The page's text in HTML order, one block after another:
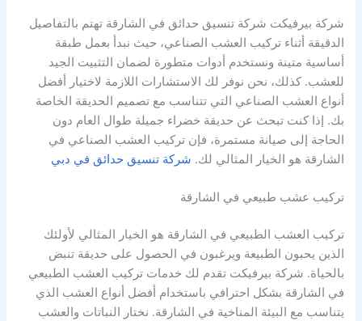
شركة بيرفيكت شركة تنسيق حدائق في الشارقة تهتم بالتفاصيل
الدقيقة أثناء تركيب العشب الصناعي، حيث نبدأ بعمل طبقة
أساسية متينة ونستخدم أدوات متطورة لضمان التثبيت الجيد
للعشب. كذلك، نحن نوفر لك الاستشارات اللازمة لاختيار أفضل
أنواع العشب الصناعي التي تتناسب مع تصميم الحديقة الخاصة
بك. إذا كنت تبحث عن حديقة خضراء جميلة طوال العام دون
الحاجة إلى صيانة مستمرة، فإن تركيب العشب الصناعي في
الشارقة هو الخيار المثالي لك. شركة تنسيق حدائق في دبي
تركيب عشب طبيعي في الشارقة
تركيب العشب الطبيعي في الشارقة هو الخيار المثالي لأولئك
الذين يحبون الطبيعة ويرغبون في الحصول على حديقة تنبض
بالحياة. شركة بيرفيكت تقدم لك خدمات تركيب العشب الطبيعي
في الشارقة بشكل احترافي باستخدام أفضل أنواع العشب الذي
يتناسب مع البيئة المناخية في الشارقة. نختار النباتات والعشب